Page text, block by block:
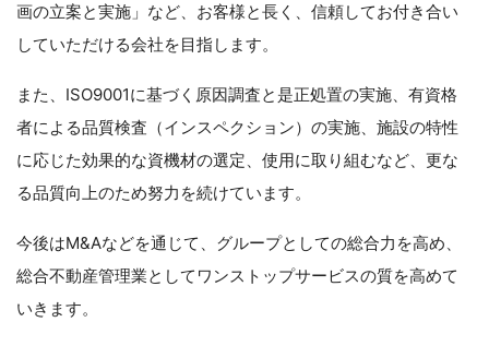
画の立案と実施」など、お客様と長く、信頼してお付き合い
していただける会社を目指します。
また、ISO9001に基づく原因調査と是正処置の実施、有資格
者による品質検査（インスペクション）の実施、施設の特性
に応じた効果的な資機材の選定、使用に取り組むなど、更な
る品質向上のため努力を続けています。
今後はM&Aなどを通じて、グループとしての総合力を高め、
総合不動産管理業としてワンストップサービスの質を高めて
いきます。